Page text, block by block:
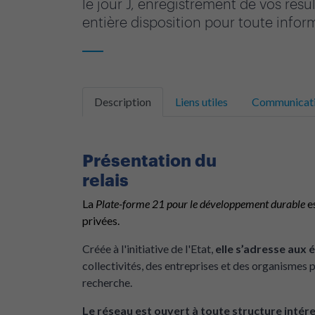
le jour J, enregistrement de vos
entière disposition pour toute
Description Liens utiles
Présentation du
La Plate-forme 21 pour le développement durable
privées.
Créée à l'initiative de l'Etat, elle s’adresse aux
collectivités, des entreprises et des organismes
recherche.
Le réseau est ouvert à toute structure